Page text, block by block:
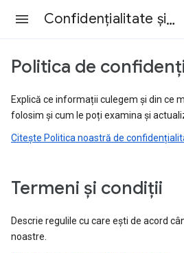
Confidenţialitate şi termeni
Politica de
Explică ce informații culegem și din ce
folosim și cum le poți examina și
Citește Politica noastră de
Termeni şi condiţii
Descrie regulile cu care ești de acord
noastre.